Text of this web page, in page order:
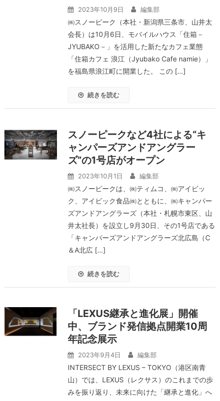
2023年10月9日 編集部
㈱スノーピーク（本社・新潟県三条市、山井太
会長）は10月6日、モバイルハウス「住箱－
JYUBAKO－」を活用した新たなカフェ業態
「住箱カフェ 浪江（Jyubako Cafe namie）」
を福島県浪江町に開業した。 この […]
続きを読む
スノーピークなど4社による“キ
ャンパーズアンドアングラー
ズ”の1号店がオープン
2023年10月1日 編集部
㈱スノーピークは、㈱ティムコ、㈱アイビッ
ク、アイビック食品㈱とともに、㈱キャンパー
ズアンドアングラーズ（本社・札幌市東区、山
井太社長）を設立し9月30日、その1号店である
「キャンパーズアンドアングラーズ北広島（C
＆A北広 […]
続きを読む
「LEXUS継承と進化展」開催
中、ブランド発信拠点開業10周
年記念展示
2023年9月4日 編集部
INTERSECT BY LEXUS – TOKYO（港区南青
山）では、LEXUS（レクサス）のこれまでの歩
みを振り返り、未来に向けた「継承と進化」へ